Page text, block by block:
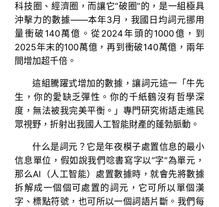
科技圈、經濟圈，而讓它“破圈”的，是一組極具
沖擊力的數據——本年3月，我國日均詞元挪用
量衝破140萬億。從2024年頭的1000億，到
2025年末的100萬億，再到衝破140萬億，兩年
間增加超千倍。
這組騰躍式增加的數據，讓詞元這一「牛先
生，你的愛缺乏彈性。你的千紙鶴沒有哲學深
度，無法被我完美平衡。」專門研究術語走進民
眾視野，折射出我國人工智能財產的蓬勃脈動。
什么是詞元？它是年夜模子處置信息的最小
信息單位，假如說我們唸書寫字以“字”為單元，
那么AI（人工智能）處置數據時，就會先將數據
拆解成一個個可處置的詞元，它可所以單個漢
字、標點符號，也可所以一個詞語片斷。我們每